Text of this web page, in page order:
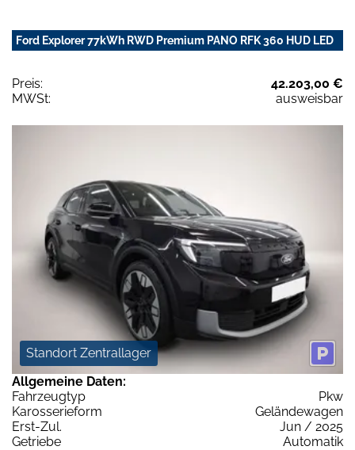
Ford Explorer 77kWh RWD Premium PANO RFK 360 HUD LED
Preis:
42.203,00 €
MWSt:
ausweisbar
Standort Zentrallager
Allgemeine Daten:
Fahrzeugtyp
Pkw
Karosserieform
Geländewagen
Erst-Zul.
Jun / 2025
Getriebe
Automatik